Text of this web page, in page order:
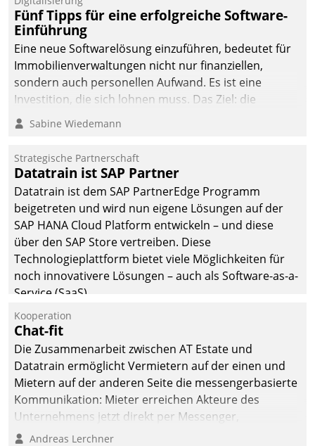
Fünf Tipps für eine erfolgreiche Software-
Einführung
Eine neue Softwarelösung einzuführen, bedeutet für
Immobilienverwaltungen nicht nur finanziellen,
sondern auch personellen Aufwand. Es ist eine
Investition, die sich lohnen muss. Das Ziel: die
nachhaltige Optimierung der Geschäftsabläufe. Damit
dieses Ziel erreicht wird, sollten einige Grundregeln
Sabine Wiedemann
Strategische Partnerschaft
Datatrain ist SAP Partner
Datatrain ist dem SAP PartnerEdge Programm
beigetreten und wird nun eigene Lösungen auf der
SAP HANA Cloud Platform entwickeln – und diese
über den SAP Store vertreiben. Diese
Technologieplattform bietet viele Möglichkeiten für
noch innovativere Lösungen – auch als Software-as-a-
Service (SaaS).
Kooperation
Chat-fit
Die Zusammenarbeit zwischen AT Estate und
Datatrain ermöglicht Vermietern auf der einen und
Mietern auf der anderen Seite die messengerbasierte
Kommunikation: Mieter erreichen Akteure des
Unternehmens jetzt direkt per Messenger,
Mitarbeiter oder Dienstleister empfangen oder
Andreas Lerchner